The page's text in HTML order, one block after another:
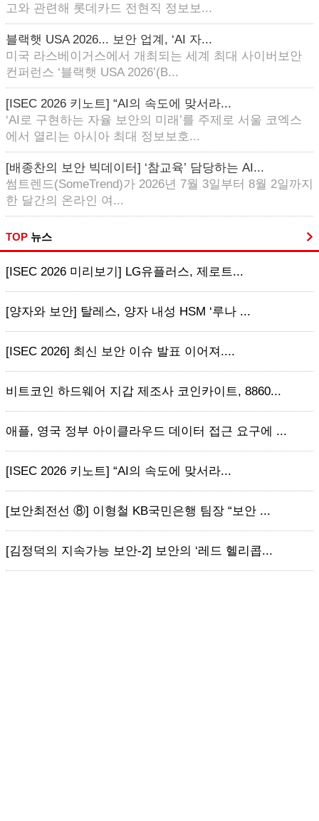
고와 관련해 롯데카드 전현직 정보보...
블랙햇 USA 2026... 보안 업계, ‘AI 자...
미국 라스베이거스에서 개최되는 세계 최대 사이버보안
컨퍼런스 ‘블랙햇 USA 2026’(B...
[ISEC 2026 키노트] “AI의 속도에 맞서라...
‘AI로 구현하는 자율 보안의 미래’를 주제로 서울 코엑스
에서 열리는 아시아 최대 정보보호...
[배종찬의 보안 빅데이터] ‘참교육’ 담당하는 AI...
썸트렌드(SomeTrend)가 2026년 7월 3일부터 8월 2일까지
한 달간의 온라인 여...
TOP 뉴스
[ISEC 2026 미리보기] LG유플러스, 제로트...
[양자와 보안] 탈레스, 양자 내성 HSM ‘루나 ...
[ISEC 2026] 최신 보안 이슈 발표 이어져....
비트코인 하드웨어 지갑 제조사 코인카이트, 8860...
애플, 영국 정부 아이클라우드 데이터 접근 요구에 ...
[ISEC 2026 키노트] “AI의 속도에 맞서라...
[보안최전선 ⑧] 이형철 KB국민은행 팀장 “보안 ...
[김정덕의 지속가능 보안-2] 보안의 ‘레드 헬리콥...